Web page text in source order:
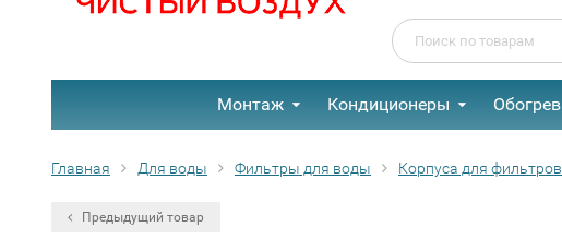
Монтаж Кондиционеры Обогрев
Главная Для воды Фильтры для воды Корпуса для фильтров
Предыдущий товар